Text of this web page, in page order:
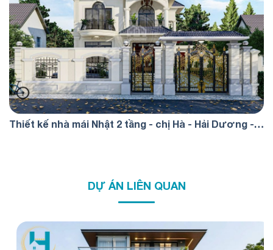
Thiết kế nhà mái Nhật 2 tầng - chị Hà - Hải Dương -
DỰ ÁN LIÊN QUAN